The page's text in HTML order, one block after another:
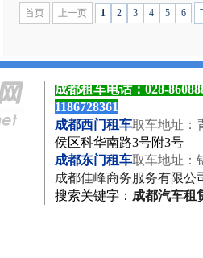
首页 上一页 1 2 3 4 5 6
成都租车电话：028-
1186728361
成都西门租车取车地址
侯区科华南路3号附3号
成都东门租车取车地址
成都佳峰商务服务有限公
搜索关键字 ： 成都汽车租